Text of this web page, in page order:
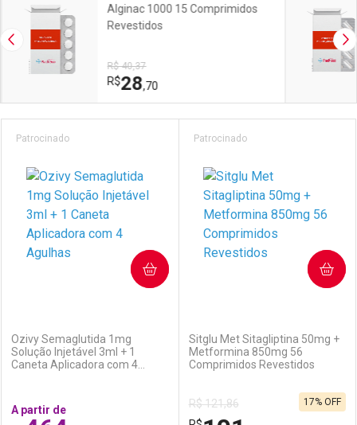
Imagem Anterior
Alginac 1000 15 Comprimidos
Revestidos
R$ 40,37
R$28,70
Prateleira
Ozivy Semaglutida 1mg
Solução Injetável 3ml + 1
Caneta Aplicadora com 4
Patrocinado
A partir de
COMPRAR
Sitglu Met Sitagliptina 50mg +
Metformina 850mg 56
Comprimidos Revestidos
Patrocinado
R$ 121,86
17% OFF
COMPRAR